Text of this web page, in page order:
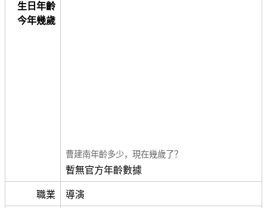
生日年齡
今年幾歲
曹建南年齡多少，現在幾歲了？
暫無官方年齡數據
職業 導演